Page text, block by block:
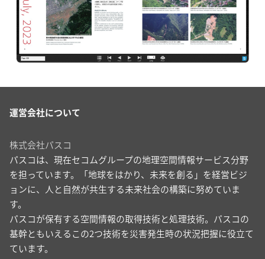
運営会社について
株式会社パスコ
パスコは、現在セコムグループの地理空間情報サービス分野
を担っています。「地球をはかり、未来を創る」を経営ビジ
ョンに、人と自然が共生する未来社会の構築に努めていま
す。
パスコが保有する空間情報の取得技術と処理技術。パスコの
基幹ともいえるこの2つ技術を災害発生時の状況把握に役立て
ています。